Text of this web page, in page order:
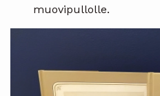
muovipullolle.